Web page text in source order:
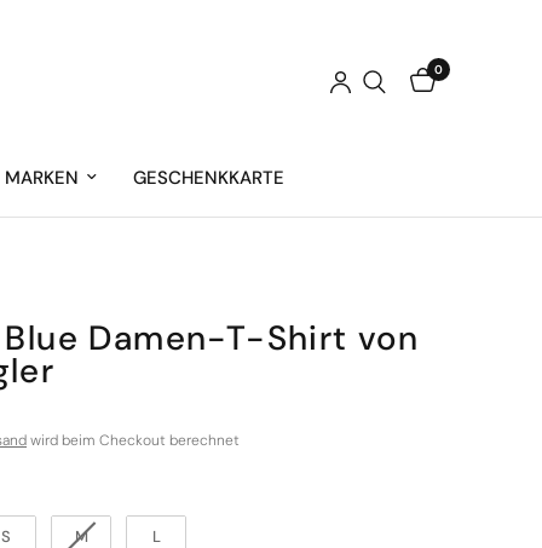
0
MARKEN GESCHENKKARTE
Blue Damen-T-Shirt von
wird beim Checkout berechnet
S M L